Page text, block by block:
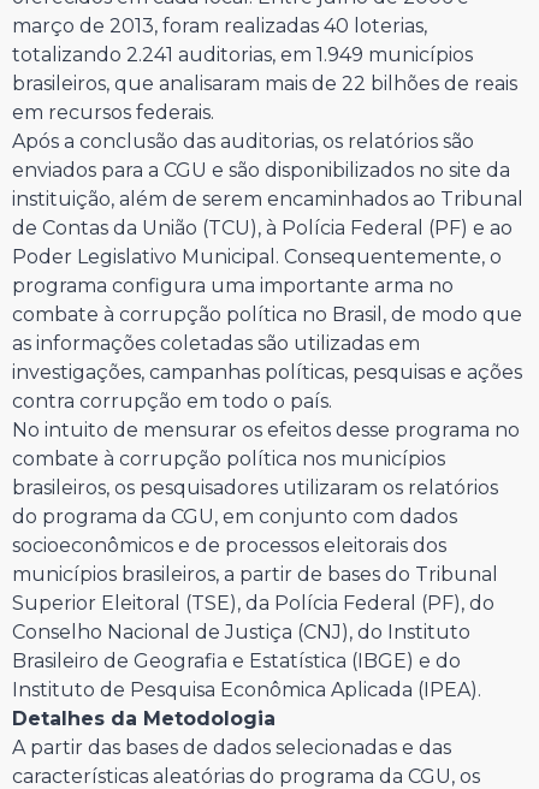
março de 2013, foram realizadas 40 loterias,
totalizando 2.241 auditorias, em 1.949 municípios
brasileiros, que analisaram mais de 22 bilhões de reais
em recursos federais.
Após a conclusão das auditorias, os relatórios são
enviados para a CGU e são disponibilizados no site da
instituição, além de serem encaminhados ao Tribunal
de Contas da União (TCU), à Polícia Federal (PF) e ao
Poder Legislativo Municipal. Consequentemente, o
programa configura uma importante arma no
combate à corrupção política no Brasil, de modo que
as informações coletadas são utilizadas em
investigações, campanhas políticas, pesquisas e ações
contra corrupção em todo o país.
No intuito de mensurar os efeitos desse programa no
combate à corrupção política nos municípios
brasileiros, os pesquisadores utilizaram os relatórios
do programa da CGU, em conjunto com dados
socioeconômicos e de processos eleitorais dos
municípios brasileiros, a partir de bases do Tribunal
Superior Eleitoral (TSE), da Polícia Federal (PF), do
Conselho Nacional de Justiça (CNJ), do Instituto
Brasileiro de Geografia e Estatística (IBGE) e do
Instituto de Pesquisa Econômica Aplicada (IPEA).
Detalhes da Metodologia
A partir das bases de dados selecionadas e das
características aleatórias do programa da CGU, os